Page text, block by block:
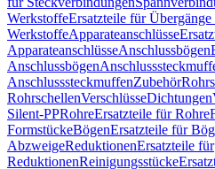
WerkstoffeErsatzteile für Übergänge
WerkstoffeApparateanschlüsse
ApparateanschlüsseAnschlussbögen
Anschlussbögen
AnschlusssteckmuffenZubehör
RohrschellenVerschlüsseDichtungen
Silent-PPRohreErsatzteile für Rohre
FormstückeBögenErsatzteile für
AbzweigeReduktionenErsatzteile für
ReduktionenReinigungsstücke